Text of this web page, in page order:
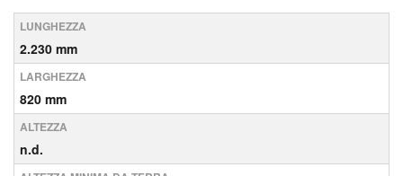
LUNGHEZZA
2.230 mm
LARGHEZZA
820 mm
ALTEZZA
n.d.